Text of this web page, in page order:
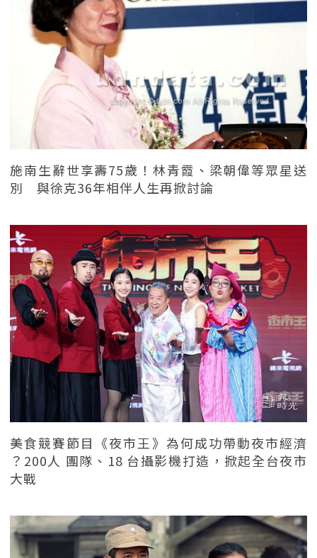
施南生辭世享壽75歲！林青霞、梁朝偉等眾星送
別 與徐克36年相伴人生再掀討論
美食競賽節目《夜市王》為何成功帶動夜市經濟
？200人 團隊、18 台攝影機打造，掀起全台夜市
大戰